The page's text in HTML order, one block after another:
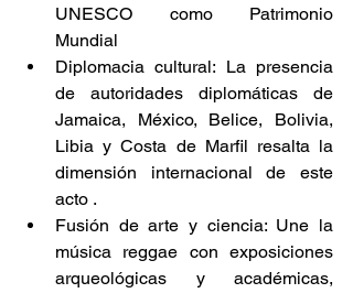
UNESCO como Patrimonio
Mundial
Diplomacia cultural: La presencia
de autoridades diplomáticas de
Jamaica, México, Belice, Bolivia,
Libia y Costa de Marfil resalta la
dimensión internacional de este
acto .
Fusión de arte y ciencia: Une la
música reggae con exposiciones
arqueológicas y académicas,